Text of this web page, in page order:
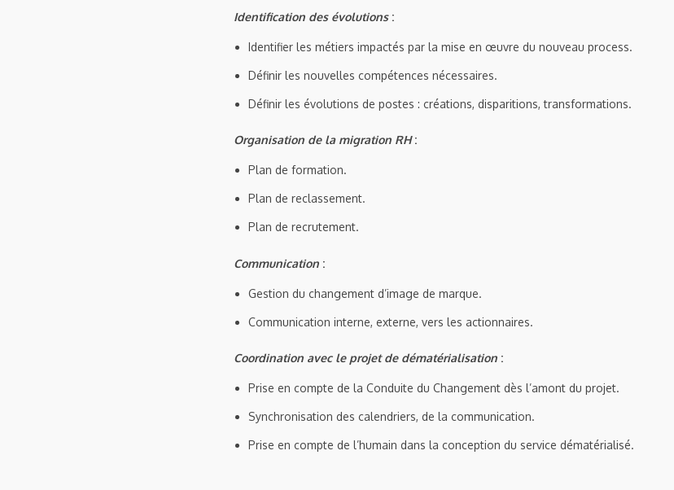
Identification des évolutions:
Identifier les métiers impactés par la mise en œuvre du nouveau process.
Définir les nouvelles compétences nécessaires.
Définir les évolutions de postes : créations, disparitions, transformations.
Organisation de la migration RH:
Plan de formation.
Plan de reclassement.
Plan de recrutement.
Communication :
Gestion du changement d’image de marque.
Communication interne, externe, vers les actionnaires.
Coordination avec le projet de dématérialisation :
Prise en compte de la Conduite du Changement dès l’amont du projet.
Synchronisation des calendriers, de la communication.
Prise en compte de l’humain dans la conception du service dématérialisé.